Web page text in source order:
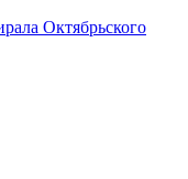
Октябрьского